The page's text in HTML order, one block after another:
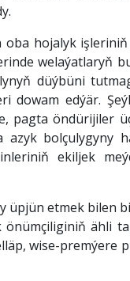
hojalyk
welaýatlaryň
düýbüni
dowam edýär.
pagta öndürijiler
bolçulygyny
ekiljek
üpjün etmek bilen
ähli
wise-premýere